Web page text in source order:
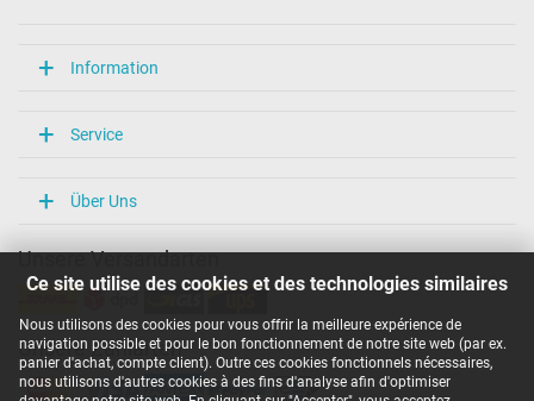
Ce site utilise des cookies et des technologies similaires
Nous utilisons des cookies pour vous offrir la meilleure expérience de
navigation possible et pour le bon fonctionnement de notre site web (par ex.
panier d'achat, compte client). Outre ces cookies fonctionnels nécessaires,
nous utilisons d'autres cookies à des fins d'analyse afin d'optimiser
Information
Service
Über Uns
Unsere Versandarten
Unsere Zahlarten